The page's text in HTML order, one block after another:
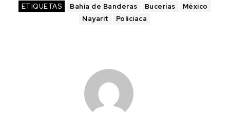
ETIQUETAS Bahía de Banderas Bucerías
México
Nayarit
Policiaca